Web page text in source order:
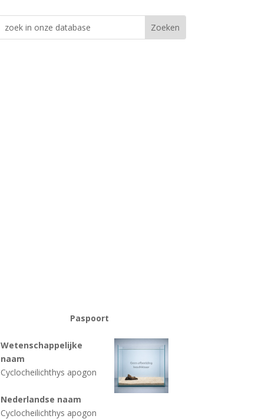
Paspoort
Wetenschappelijke
naam
Cyclocheilichthys apogon
Nederlandse naam
Cyclocheilichthys apogon